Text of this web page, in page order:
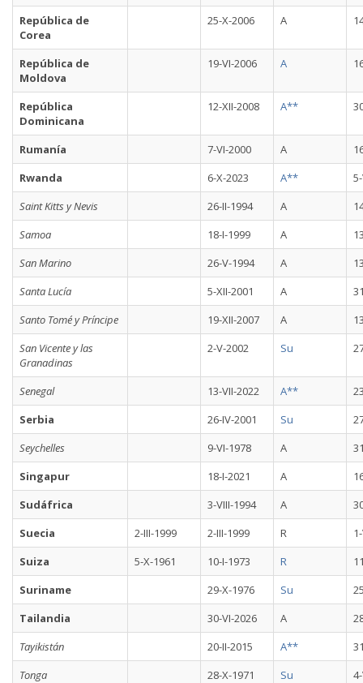
República de
Corea
25-X-2006 A
República de
Moldova
19-VI-2006 A
República
Dominicana
12-XII-2008 A**
Rumanía 7-VI-2000 A
Rwanda
6-X-2023 A**
Saint Kitts y Nevis
26-II-1994 A
Samoa
18-I-1999 A
San Marino
26-V-1994 A
Santa Lucía
5-XII-2001 A
Santo Tomé y Príncipe
19-XII-2007 A
San Vicente y las
Granadinas
2-V-2002 Su
Senegal 13-VII-2022 A**
Serbia
26-IV-2001 Su
Seychelles
9-VI-1978 A
Singapur
18-I-2021 A
Sudáfrica
3-VIII-1994 A
Suecia
2-III-1999 2-III-1999 R
Suiza
5-X-1961 10-I-1973 R
Suriname
29-X-1976 Su
Tailandia
30-VI-2026 A
Tayikistán
20-II-2015 A**
Tonga
28-X-1971 Su